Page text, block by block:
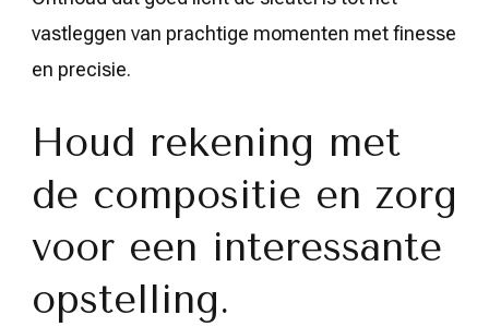
vastleggen van prachtige momenten met finesse
en precisie.
Houd rekening met
de compositie en zorg
voor een interessante
opstelling.